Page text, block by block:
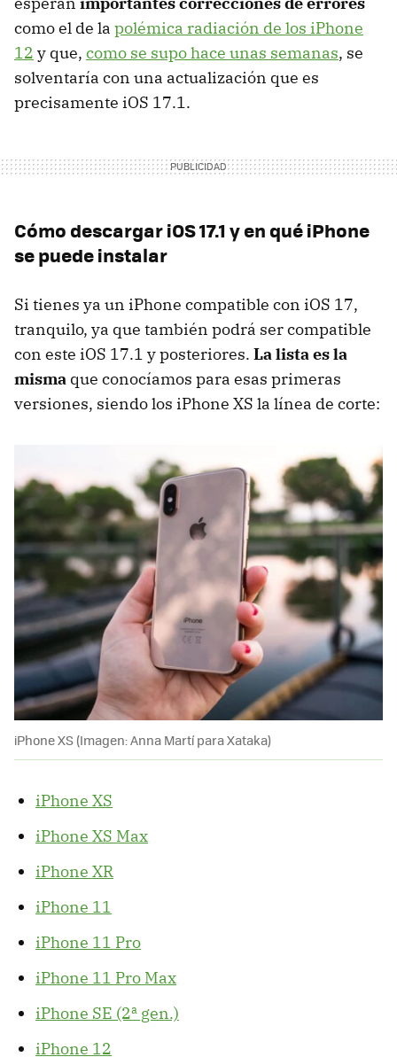
como el de la polémica radiación de los iPhone
12 y que, como se supo hace unas semanas, se
solventaría con una actualización que es
precisamente iOS 17.1.
Cómo descargar iOS 17.1 y en qué iPhone
se puede instalar
Si tienes ya un iPhone compatible con iOS 17,
tranquilo, ya que también podrá ser compatible
con este iOS 17.1 y posteriores. La lista es la
misma que conocíamos para esas primeras
versiones, siendo los iPhone XS la línea de corte:
iPhone XS (Imagen: Anna Martí para Xataka)
iPhone XS
iPhone XS Max
iPhone XR
iPhone 11
iPhone 11 Pro
iPhone 11 Pro Max
iPhone SE (2ª gen.)
iPhone 12